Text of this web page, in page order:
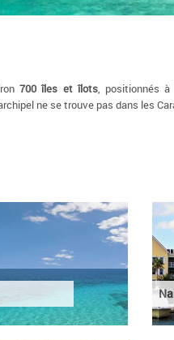
700 îles et îlots, positionnés à
ne se trouve pas dans les